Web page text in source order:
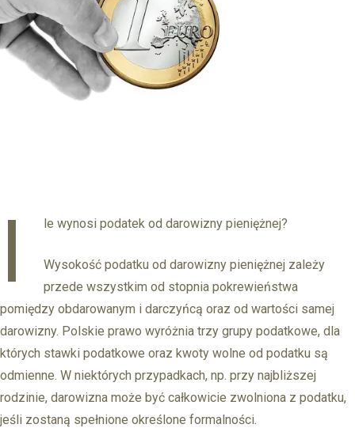
I le wynosi podatek od darowizny pieniężnej?
Wysokość podatku od darowizny pieniężnej zależy
przede wszystkim od stopnia pokrewieństwa
pomiędzy obdarowanym i darczyńcą oraz od wartości samej
darowizny. Polskie prawo wyróżnia trzy grupy podatkowe, dla
których stawki podatkowe oraz kwoty wolne od podatku są
odmienne. W niektórych przypadkach, np. przy najbliższej
rodzinie, darowizna może być całkowicie zwolniona z podatku,
jeśli zostaną spełnione określone formalności.